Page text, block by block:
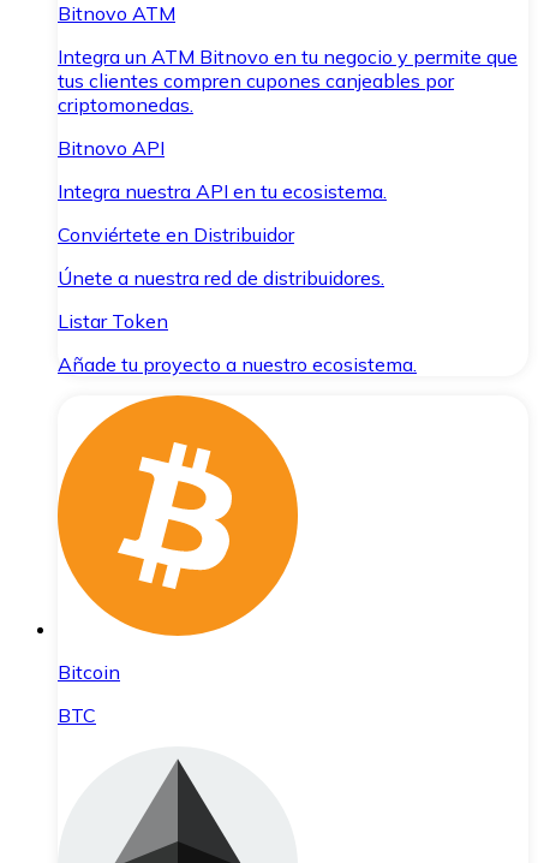
Bitnovo ATM
Integra un ATM Bitnovo en tu negocio y permite que
tus clientes compren cupones canjeables por
criptomonedas.
Bitnovo API
Integra nuestra API en tu ecosistema.
Conviértete en Distribuidor
Únete a nuestra red de distribuidores.
Listar Token
Añade tu proyecto a nuestro ecosistema.
Bitcoin
BTC